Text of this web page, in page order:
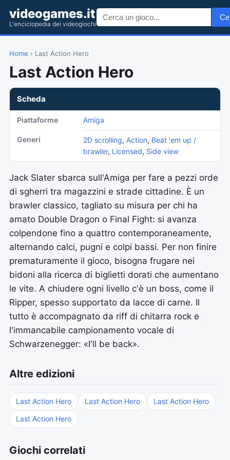
videogames.it
L'enciclopedia dei videogiochi
Home › Last Action Hero
Last Action Hero
Scheda
Piattaforme Amiga
Generi 2D scrolling, Action, Beat 'em up /
brawler, Licensed, Side view
Jack Slater sbarca sull'Amiga per fare a pezzi orde
di sgherri tra magazzini e strade cittadine. È un
brawler classico, tagliato su misura per chi ha
amato Double Dragon o Final Fight: si avanza
colpendone fino a quattro contemporaneamente,
alternando calci, pugni e colpi bassi. Per non finire
prematuramente il gioco, bisogna frugare nei
bidoni alla ricerca di biglietti dorati che aumentano
le vite. A chiudere ogni livello c'è un boss, come il
Ripper, spesso supportato da lacce di carne. Il
tutto è accompagnato da riff di chitarra rock e
l'immancabile campionamento vocale di
Schwarzenegger: «I'll be back».
Altre edizioni
Last Action Hero Last Action Hero
Last Action Hero
Last Action Hero
Giochi correlati